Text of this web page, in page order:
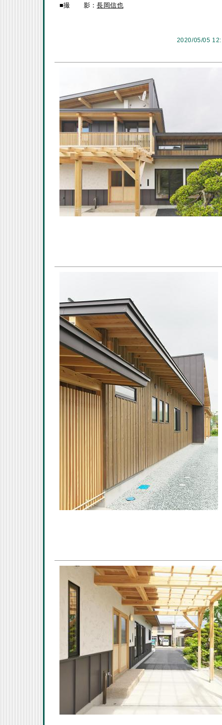
■撮 影：長岡信也
2020/05/05